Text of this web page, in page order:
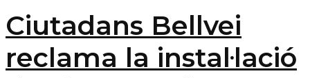
Ciutadans Bellvei
reclama la instal·lació